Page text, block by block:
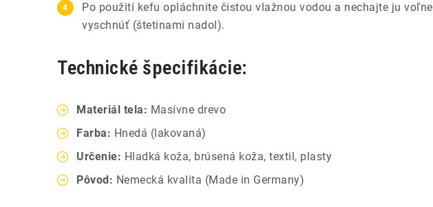
Po použití kefu opláchnite čistou vlažnou vodou a nechajte ju voľne
vyschnúť (štetinami nadol).
Technické špecifikácie:
Materiál tela: Masívne drevo
Farba: Hnedá (lakovaná)
Určenie: Hladká koža, brúsená koža, textil, plasty
Pôvod: Nemecká kvalita (Made in Germany)